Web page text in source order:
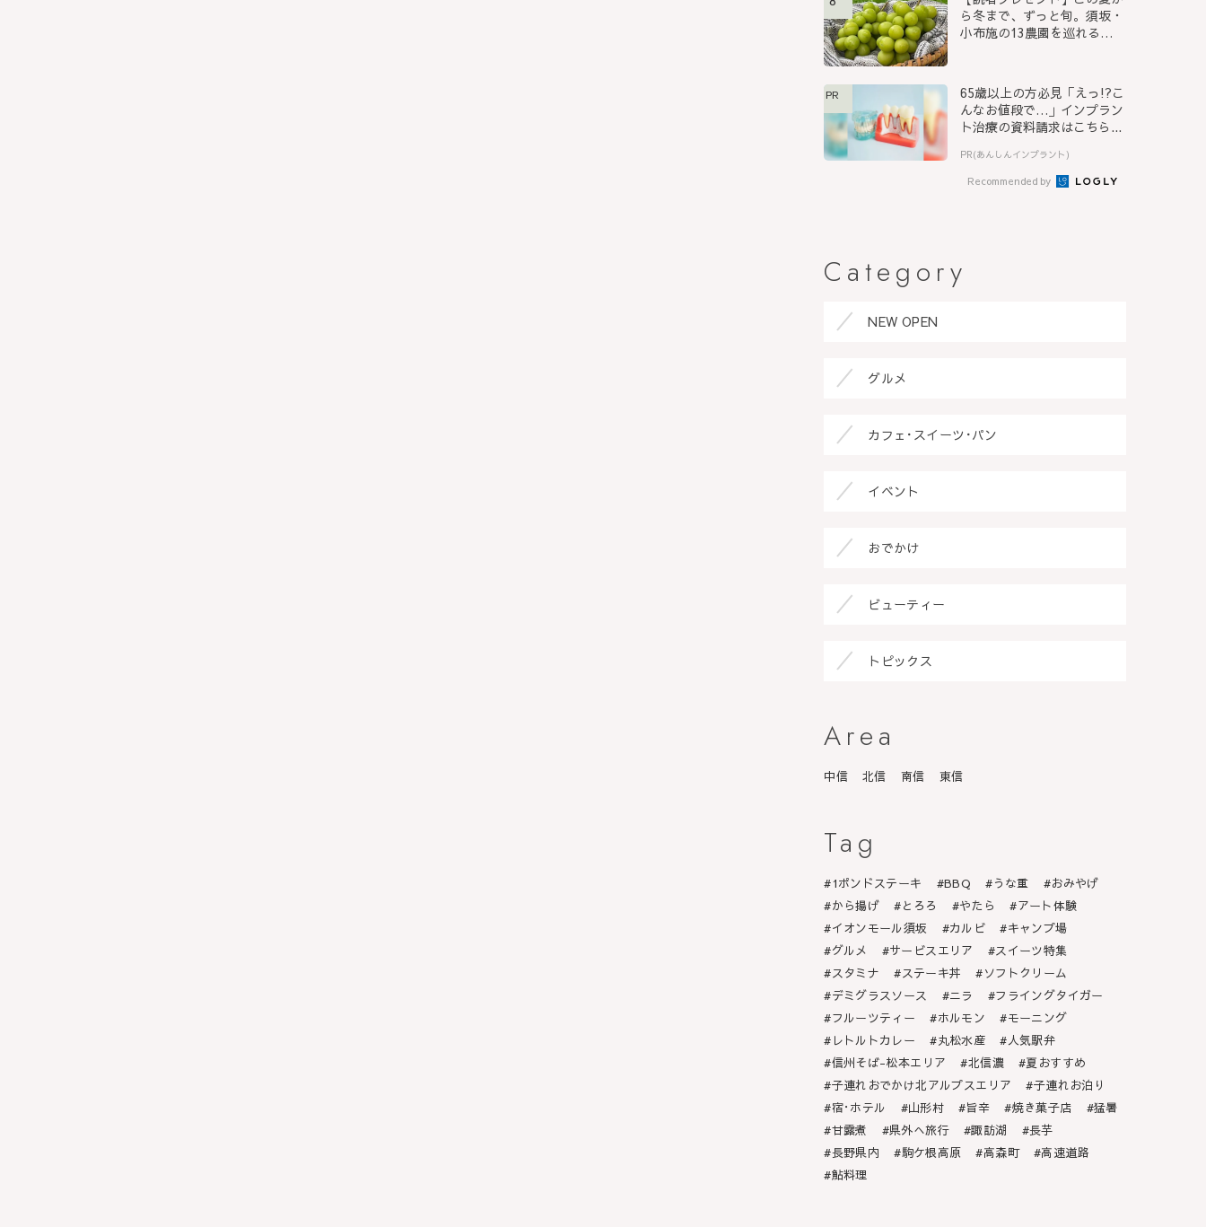
ら冬まで、ずっと旬。須坂・
小布施の13農園を巡れる
PR
65歳以上の方必見「えっ!?こ
んなお値段で…」インプラン
ト治療の資料請求はこちら...
PR(あんしんインプラント)
Recommended by
Category
NEW OPEN
グルメ
カフェ･スイーツ･パン
イベント
おでかけ
ビューティー
トピックス
Area
中信 北信 南信 東信
Tag
1ポンドステーキ BBQ うな重
おみやげ
から揚げ
とろろ やたら
アート体験
イオンモール須坂
カルビ
キャンプ場
グルメ
サービスエリア
スイーツ特集
スタミナ
ステーキ丼
ソフトクリーム
デミグラスソース
ニラ
フライングタイガー
フルーツティー
ホルモン
モーニング
レトルトカレー
丸松水産
人気駅弁
信州そば-松本エリア
北信濃
夏おすすめ
子連れおでかけ北アルプスエリア
子連れお泊り
宿･ホテル
山形村 旨辛 焼き菓子店
猛暑
甘露煮
県外へ旅行 諏訪湖
長芋
長野県内
駒ケ根高原 高森町
高速道路
鮎料理